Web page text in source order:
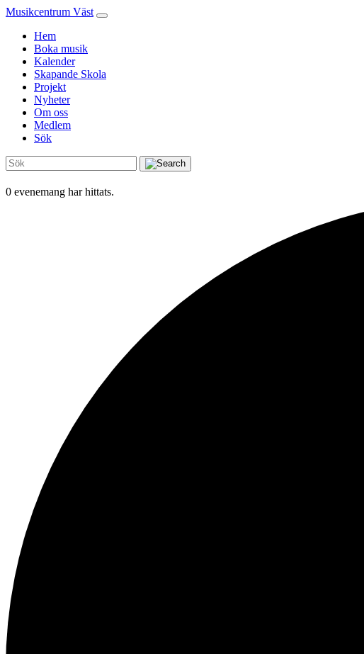
Musikcentrum Väst
Hem
Boka musik
Kalender
Skapande Skola
Projekt
Nyheter
Om oss
Medlem
Sök
0 evenemang har hittats.